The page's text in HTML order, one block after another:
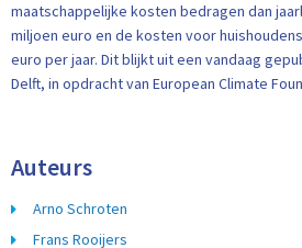
maatschappelijke kosten bedragen dan
miljoen euro en de kosten voor
euro per jaar. Dit blijkt uit een vandaag
Delft, in opdracht van European Climate
Auteurs
Arno Schroten
Frans Rooijers